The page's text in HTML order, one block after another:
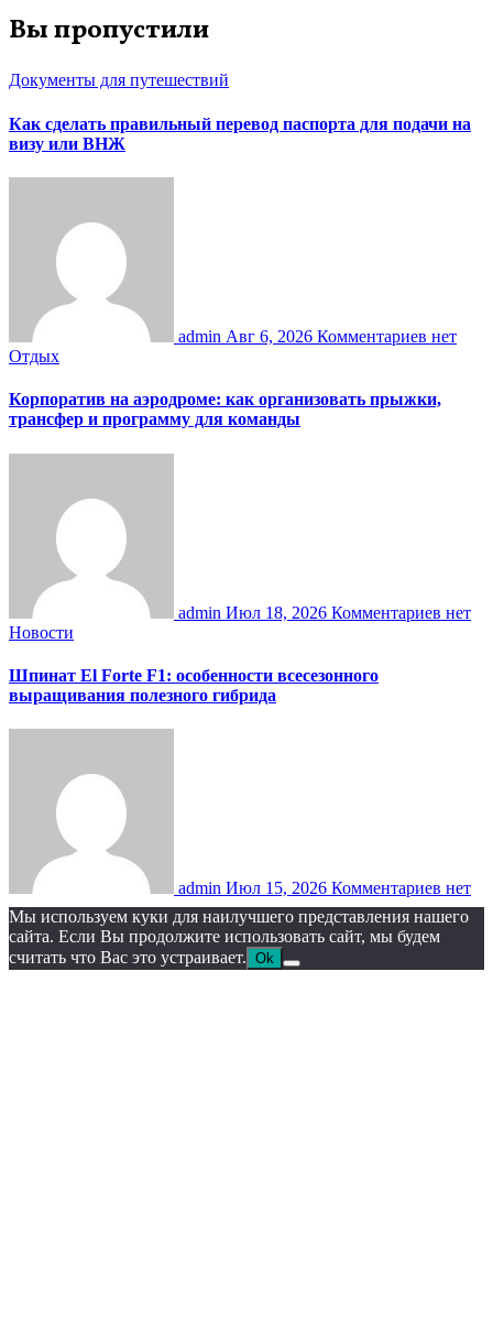
Вы пропустили
Документы для путешествий
Как сделать правильный перевод паспорта для подачи на
визу или ВНЖ
admin Авг 6, 2026 Комментариев нет
Отдых
Корпоратив на аэродроме: как организовать прыжки,
трансфер и программу для команды
admin Июл 18, 2026 Комментариев нет
Новости
Шпинат El Forte F1: особенности всесезонного
выращивания полезного гибрида
admin Июл 15, 2026 Комментариев нет
Мы используем куки для наилучшего представления нашего
сайта. Если Вы продолжите использовать сайт, мы будем
считать что Вас это устраивает. Ok